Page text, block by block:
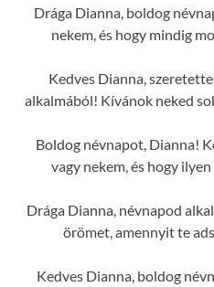
Drága Dianna, boldog
nekem, és hogy mindig
Kedves Dianna,
alkalmából! Kívánok neked
Boldog névnapot, Dianna!
vagy nekem, és hogy
Drága Dianna, névnapod
örömet, amennyit te
Kedves Dianna, boldog